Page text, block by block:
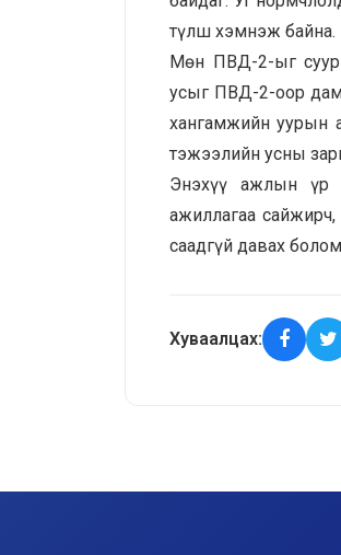
түлш хэмнэж байна.
Мөн ПВД-2-ыг
усыг ПВД-2-оор
хангамжийн уурын
тэжээлийн усны
Энэхүү ажлын үр
ажиллагаа
саадгүй давах
Хуваалцах: